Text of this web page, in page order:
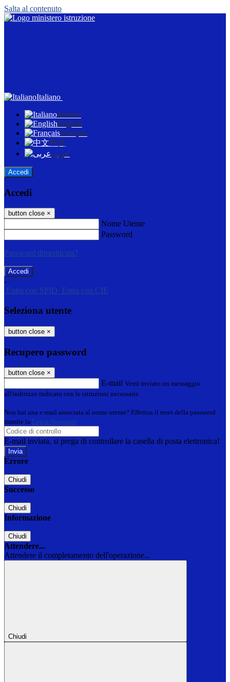
Salta al contenuto
Italiano
Italiano
English
Français
中文
عربى
Accedi
Accedi
button close ×
Nome Utente
Password
Password dimenticata?
-
Entra con SPID
Entra con CIE
Seleziona utente
button close ×
Recupero password
button close ×
E-mail Verrà inviato un messaggio
all'indirizzo indicato con le istruzioni necessarie.
Non hai una e-mail associata al nome utente? Effettua il reset della password
tramite la Login Spaggiari
E-mail inviata, si prega di controllare la casella di posta elettronica!
Errore
Chiudi
Successo
Chiudi
Informazione
Chiudi
Attendere...
Attendere il completamento dell'operazione...
Chiudi